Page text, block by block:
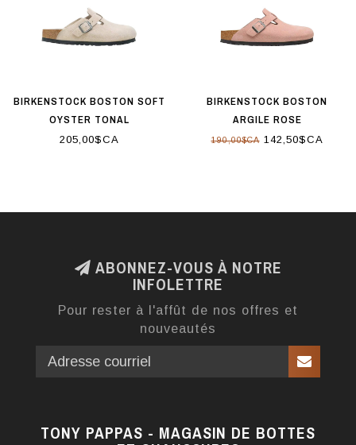
BIRKENSTOCK BOSTON SOFT
OYSTER TONAL
205,00$CA
BIRKENSTOCK BOSTON
ARGILE ROSE
190,00$CA142,50$CA
ABONNEZ-VOUS À NOTRE
INFOLETTRE
Pour rester à l'affût de nos offres et
nouveautés
TONY PAPPAS - MAGASIN DE BOTTES